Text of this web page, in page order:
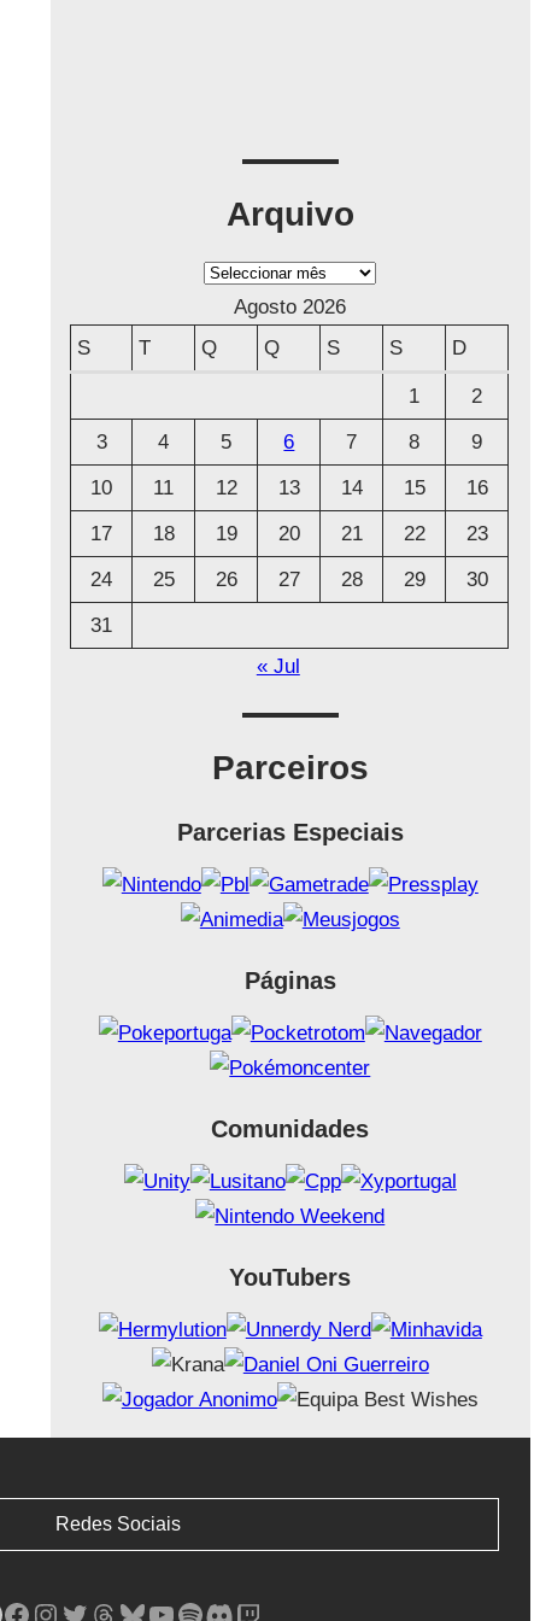
Arquivo
A
q
Agosto 2026
S
T Q Q S S D
1
2
3
4 5 6 7 8
9
10
11 12 13 14 15
16
17
18 19 20 21 22
23
24
25 26 27 28 29
30
31
« Jul
Parceiros
Parcerias Especiais
Páginas
Comunidades
YouTubers
Redes Sociais
Facebook Instagram Twitter Threads Bluesky YouTube Spotify Discord Twitch